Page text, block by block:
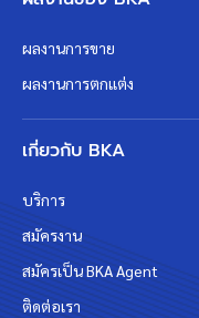
ผลงานการขาย
ผลงานการตกแต่ง
เกี่ยวกับ BKA
บริการ
สมัครงาน
สมัครเป็น BKA Agent
ติดต่อเรา